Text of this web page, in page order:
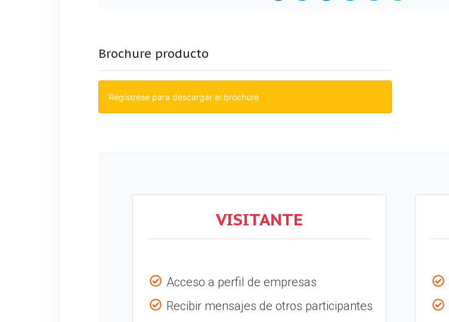
Brochure producto
Regístrese para descargar el brochure
VISITANTE
Acceso a perfil de empresas
Recibir mensajes de otros participantes